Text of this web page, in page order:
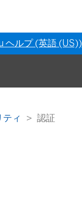
ヘルプ (英語 (US))
ティ 認証